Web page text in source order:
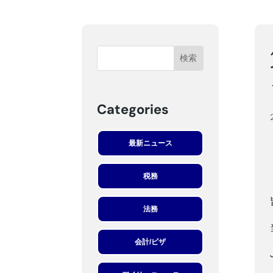
Categories
最新ニュース
税務
法務
会計/ビザ